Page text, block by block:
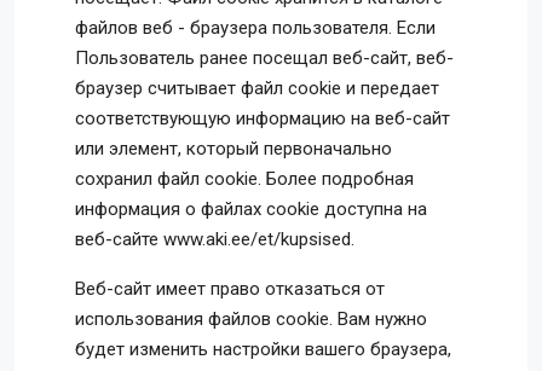
файлов веб - браузера пользователя. Если
Пользователь ранее посещал веб-сайт, веб-
браузер считывает файл cookie и передает
соответствующую информацию на веб-сайт
или элемент, который первоначально
сохранил файл cookie. Более подробная
информация о файлах cookie доступна на
веб-сайте www.aki.ee/et/kupsised.
Веб-сайт имеет право отказаться от
использования файлов cookie. Вам нужно
будет изменить настройки вашего браузера,